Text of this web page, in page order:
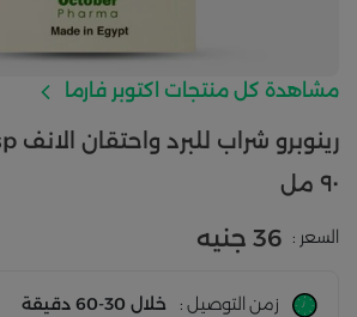
مشاهدة كل منتجات اكتوبر فارما
٩٠ مل
السعر : 36 جنيه
زمن التوصيل : خلال 30-60 دقيقة